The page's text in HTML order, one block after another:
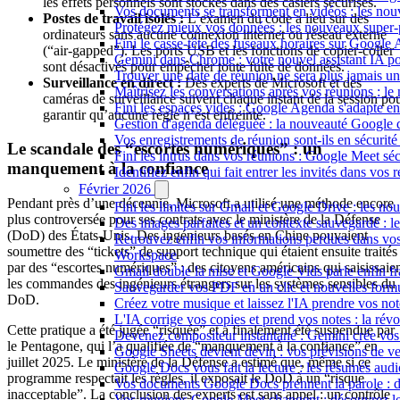
Vos documents se transforment en vidéos : les
Protégez mieux vos données : les nouveaux
Fini le casse-tête des fuseaux horaires sur
Gemini dans Chrome : votre nouvel assistant IA
Trouver une date de réunion ne sera plus jamais
Maîtrisez les conversations après vos réunions :
Fini les espaces vides : Google Agenda s'adapte
Gestion d'agenda déléguée : la nouveauté
Vos enregistrements de réunion sont-ils en
Fini les intrus dans vos réunions : Google Meet
Identifiez enfin qui fait entrer les invités dans vos
Février 2026
Fini les limites sur Gmail et Google Drive : les
Des images parfaites et un contexte sauvegardé :
Retrouvez enfin vos informations perdues dans
Workspace
Gmail double la mise et Google Vids parle enfin
Sauvegarder vos PDF en un clic et nouvelles
Créez votre musique et laissez l'IA prendre vos
L'IA corrige vos copies et prend vos notes : la
Devenez compositeur instantané : Gemini crée
Google Sheets devient devin : vos prévisions de
Google Docs vous fait la lecture : les résumés
Vos documents Google Docs prennent la parole :
Postes de travail isolés :L’examen du code a lieu sur des
ordinateurs sans aucune connexion internet ou réseau externe
(“air-gapped”). Les ports USB et les fonctions de copier-coller
sont désactivés pour empêcher toute fuite de données.
Surveillance en direct :Des experts de Microsoft et des
caméras de surveillance suivent chaque instant de la session
garantir qu’aucune règle n’est enfreinte.
Le scandale des “escortes numériques” : un
manquement à la confiance
Pendant près d’une décennie, Microsoft a utilisé une méthode encore
plus controversée pour ses contrats avec le ministère de la Défense
(DoD) des États-Unis. Des ingénieurs basés en Chine pouvaient
soumettre des “tickets” de support technique qui étaient ensuite traités
par des “escortes numériques” : des citoyens américains qui
les commandes des ingénieurs étrangers sur les systèmes sensibles du
DoD.
Cette pratique a été jugée “risquée” et a finalement été suspendue par
le Pentagone, qui l’a qualifiée de “manquement à la confiance” en
juillet 2025. Le ministère de la Défense a estimé que, même si ce
programme respectait les règles, il exposait le DoD à un “risque
inacceptable”. La conclusion des experts est sans appel : un contrôle